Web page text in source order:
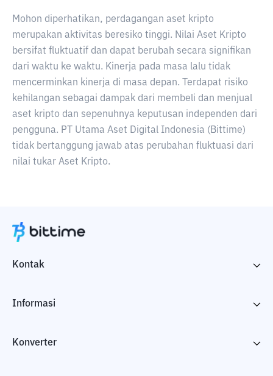
Mohon diperhatikan, perdagangan aset kripto
merupakan aktivitas beresiko tinggi. Nilai Aset Kripto
bersifat fluktuatif dan dapat berubah secara signifikan
dari waktu ke waktu. Kinerja pada masa lalu tidak
mencerminkan kinerja di masa depan. Terdapat risiko
kehilangan sebagai dampak dari membeli dan menjual
aset kripto dan sepenuhnya keputusan independen dari
pengguna. PT Utama Aset Digital Indonesia (Bittime)
tidak bertanggung jawab atas perubahan fluktuasi dari
nilai tukar Aset Kripto.
Kontak
Informasi
Konverter